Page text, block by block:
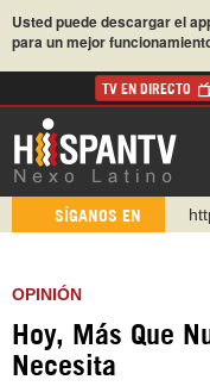
Usted puede descargar el
para un mejor
TV EN DIRECTO
SÍGANOS EN
OPINIÓN
Hoy, Más Que
Necesita